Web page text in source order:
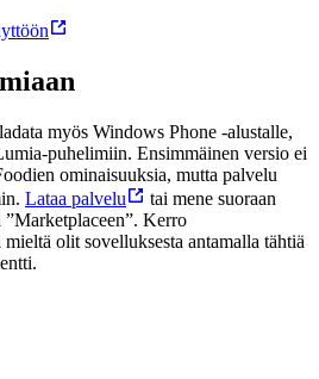
myös Windows Phone -alustalle,
puhelimiin. Ensimmäinen versio ei
ominaisuuksia, mutta palvelu
Lataa palvelu
tai mene suoraan
Kerro
olit sovelluksesta antamalla tähtiä